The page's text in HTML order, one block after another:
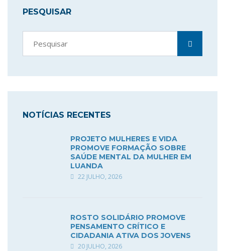
PESQUISAR
NOTÍCIAS RECENTES
PROJETO MULHERES E VIDA
PROMOVE FORMAÇÃO SOBRE
SAÚDE MENTAL DA MULHER EM
LUANDA
22 JULHO, 2026
ROSTO SOLIDÁRIO PROMOVE
PENSAMENTO CRÍTICO E
CIDADANIA ATIVA DOS JOVENS
20 JULHO, 2026